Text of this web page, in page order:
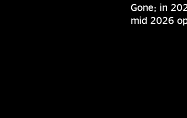
Gone; in
mid 2026